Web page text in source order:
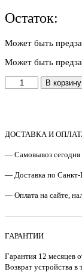
Остаток:
Может быть
Может быть
Количество
товара
P2235
P2040
В корзину
ДОСТАВКА И
— Самовывоз сегодня
— Доставка по
— Оплата на сайте,
ГАРАНТИИ
Гарантия 12 месяцев
Возврат устройства